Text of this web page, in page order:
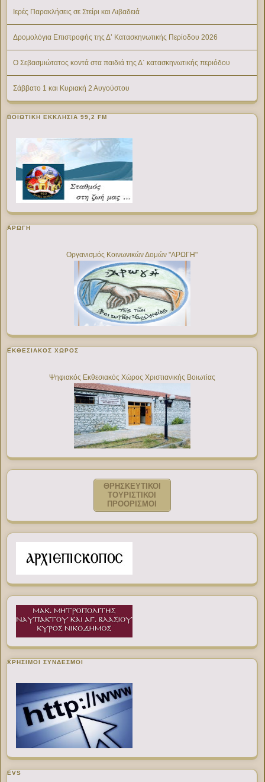
Ιερές Παρακλήσεις σε Στείρι και Λιβαδειά
Δρομολόγια Επιστροφής της Δ’ Κατασκηνωτικής Περίοδου 2026
Ο Σεβασμιώτατος κοντά στα παιδιά της Δ΄ κατασκηνωτικής περιόδου
Σάββατο 1 και Κυριακή 2 Αυγούστου
ΒΟΙΩΤΙΚΉ ΕΚΚΛΗΣΊΑ 99,2 FM
ΑΡΩΓΗ
Οργανισμός Κοινωνικών Δομών "ΑΡΩΓΗ"
ΕΚΘΕΣΙΑΚΌΣ ΧΏΡΟΣ
Ψηφιακός Εκθεσιακός Χώρος Χριστιανικής Βοιωτίας
ΘΡΗΣΚΕΥΤΙΚΟΙ
ΤΟΥΡΙΣΤΙΚΟΙ
ΠΡΟΟΡΙΣΜΟΙ
ΧΡΉΣΙΜΟΙ ΣΎΝΔΕΣΜΟΙ
EVS